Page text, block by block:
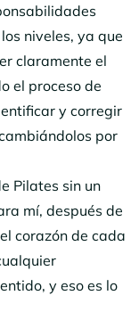
niveles, ya que
claramente el
el proceso de
y corregir
por
Pilates sin un
mí, después de
corazón de cada
y eso es lo